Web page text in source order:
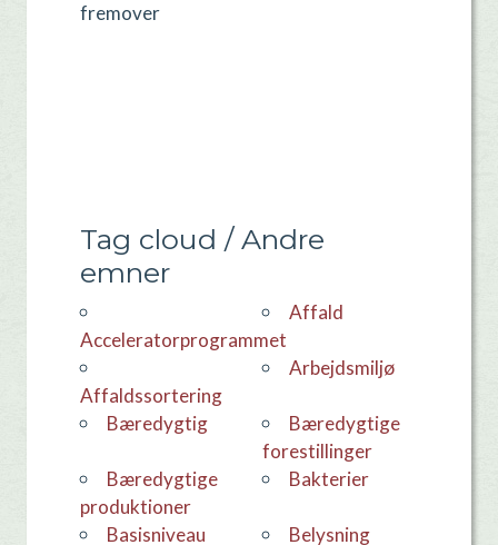
fremover
Tag cloud / Andre
emner
Acceleratorprogrammet
Affald
Affaldssortering
Arbejdsmiljø
Bæredygtig
Bæredygtige
forestillinger
Bæredygtige
produktioner
Bakterier
basisniveau
Belysning